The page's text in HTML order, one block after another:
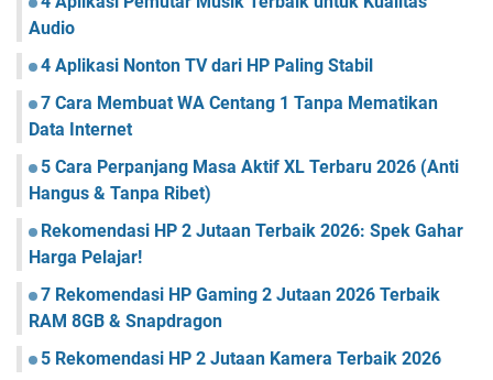
Audio
4 Aplikasi Nonton TV dari HP Paling Stabil
7 Cara Membuat WA Centang 1 Tanpa Mematikan
Data Internet
5 Cara Perpanjang Masa Aktif XL Terbaru 2026 (Anti
Hangus & Tanpa Ribet)
Rekomendasi HP 2 Jutaan Terbaik 2026: Spek Gahar
Harga Pelajar!
7 Rekomendasi HP Gaming 2 Jutaan 2026 Terbaik
RAM 8GB & Snapdragon
5 Rekomendasi HP 2 Jutaan Kamera Terbaik 2026